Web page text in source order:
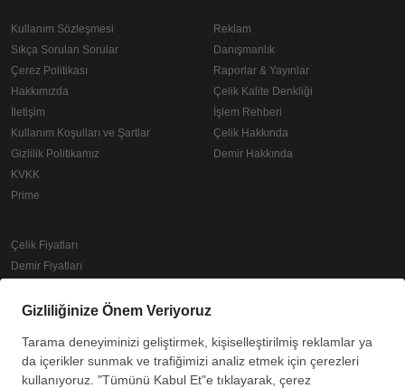
Kullanım Sözleşmesi
Sıkça Sorulan Sorular
Çerez Politikası
Hakkımızda
İletişim
Kullanım Koşulları ve Şartlar
Gizlilik Politikamız
KVKK
Prime
Reklam
Danışmanlık
Raporlar & Yayınlar
Çelik Kalite Denkliği
İşlem Rehberi
Çelik Hakkında
Demir Hakkında
Çelik Fiyatları
Demir Fiyatları
Filmaşin Fiyatları
Boyalı Rulo Sac Fiyatları
Kutu Profil Fiyatları